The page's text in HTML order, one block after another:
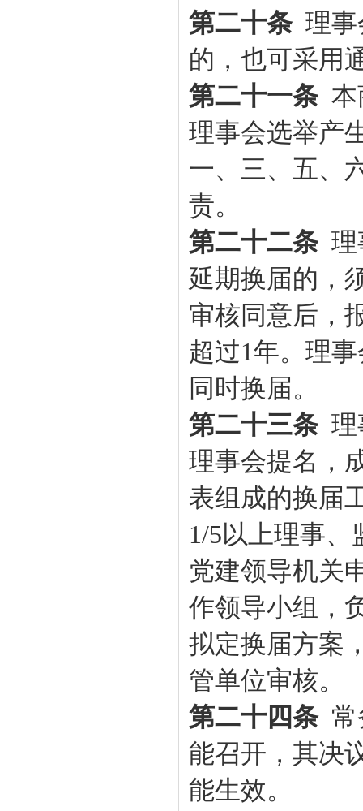
第二十条 理
的，也可采用
第二十一条 本
理事会选举产
一、三、五、
责。
第二十二条 理
延期换届的，
审核同意后，
超过1年。理
同时换届。
第二十三条 理
理事会提名，
表组成的换届
1/5以上理事、
党建领导机关
作领导小组，
拟定换届方案
管单位审核。
第二十四条
能召开，其决
能生效。